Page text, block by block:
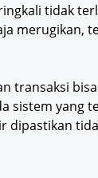
tidak
merugikan,
transaksi
sistem yang
dipastikan